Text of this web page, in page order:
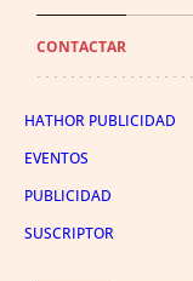
CONTACTAR
HATHOR PUBLICIDAD
EVENTOS
PUBLICIDAD
SUSCRIPTOR